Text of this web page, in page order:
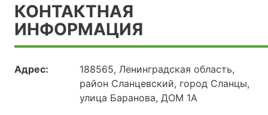
КОНТАКТНАЯ
ИНФОРМАЦИЯ
Адрес:
188565, Ленинградская область,
район Сланцевский, город Сланцы,
улица Баранова, ДОМ 1А